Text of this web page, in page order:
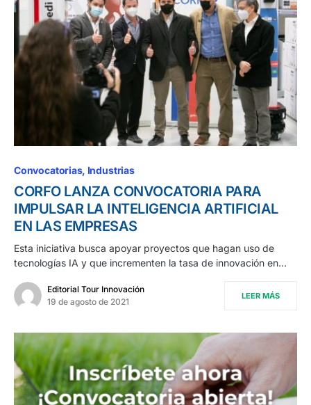
Convocatorias Industrias
CORFO LANZA CONVOCATORIA PARA
IMPULSAR LA INTELIGENCIA ARTIFICIAL
EN LAS EMPRESAS
Esta iniciativa busca apoyar proyectos que hagan uso de
tecnologías IA y que incrementen la tasa de innovación en…
Editorial Tour Innovación
19 de agosto de 2021
LEER MÁS